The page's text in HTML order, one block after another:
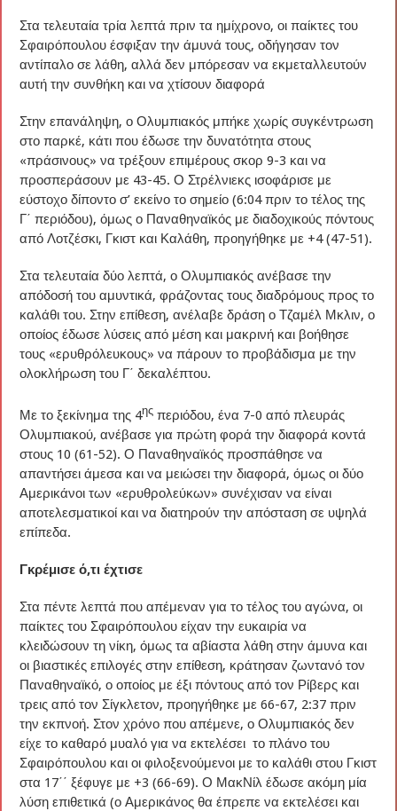
Στα τελευταία τρία λεπτά πριν τα ημίχρονο, οι παίκτες του
Σφαιρόπουλου έσφιξαν την άμυνά τους, οδήγησαν τον
αντίπαλο σε λάθη, αλλά δεν μπόρεσαν να εκμεταλλευτούν
αυτή την συνθήκη και να χτίσουν διαφορά
Στην επανάληψη, ο Ολυμπιακός μπήκε χωρίς συγκέντρωση
στο παρκέ, κάτι που έδωσε την δυνατότητα στους
«πράσινους» να τρέξουν επιμέρους σκορ 9-3 και να
προσπεράσουν με 43-45. Ο Στρέλνιεκς ισοφάρισε με
εύστοχο δίποντο σ’ εκείνο το σημείο (6:04 πριν το τέλος της
Γ΄ περιόδου), όμως ο Παναθηναϊκός με διαδοχικούς πόντους
από Λοτζέσκι, Γκιστ και Καλάθη, προηγήθηκε με +4 (47-51).
Στα τελευταία δύο λεπτά, ο Ολυμπιακός ανέβασε την
απόδοσή του αμυντικά, φράζοντας τους διαδρόμους προς το
καλάθι του. Στην επίθεση, ανέλαβε δράση ο Τζαμέλ Μκλιν, ο
οποίος έδωσε λύσεις από μέση και μακρινή και βοήθησε
τους «ερυθρόλευκους» να πάρουν το προβάδισμα με την
ολοκλήρωση του Γ΄ δεκαλέπτου.
Με το ξεκίνημα της 4ης περιόδου, ένα 7-0 από πλευράς
Ολυμπιακού, ανέβασε για πρώτη φορά την διαφορά κοντά
στους 10 (61-52). Ο Παναθηναϊκός προσπάθησε να
απαντήσει άμεσα και να μειώσει την διαφορά, όμως οι δύο
Αμερικάνοι των «ερυθρολεύκων» συνέχισαν να είναι
αποτελεσματικοί και να διατηρούν την απόσταση σε υψηλά
επίπεδα.
Γκρέμισε ό,τι έχτισε
Στα πέντε λεπτά που απέμεναν για το τέλος του αγώνα, οι
παίκτες του Σφαιρόπουλου είχαν την ευκαιρία να
κλειδώσουν τη νίκη, όμως τα αβίαστα λάθη στην άμυνα και
οι βιαστικές επιλογές στην επίθεση, κράτησαν ζωντανό τον
Παναθηναϊκό, ο οποίος με έξι πόντους από τον Ρίβερς και
τρεις από τον Σίγκλετον, προηγήθηκε με 66-67, 2:37 πριν
την εκπνοή. Στον χρόνο που απέμενε, ο Ολυμπιακός δεν
είχε το καθαρό μυαλό για να εκτελέσει το πλάνο του
Σφαιρόπουλου και οι φιλοξενούμενοι με το καλάθι στου Γκιστ
στα 17΄΄ ξέφυγε με +3 (66-69). Ο ΜακΝίλ έδωσε ακόμη μία
λύση επιθετικά (ο Αμερικάνος θα έπρεπε να εκτελέσει και